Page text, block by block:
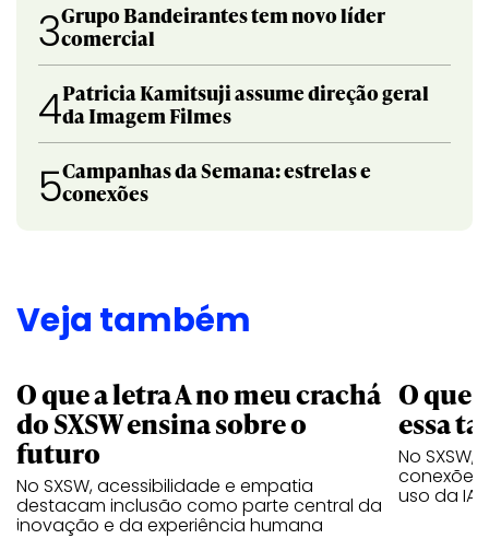
3Grupo Bandeirantes tem novo líder
comercial
4Patricia Kamitsuji assume direção geral
da Imagem Filmes
5Campanhas da Semana: estrelas e
conexões
Veja também
O que a letra A no meu crachá
do SXSW ensina sobre o
futuro
No SXSW, acessibilidade e empatia
destacam inclusão como parte central da
inovação e da experiência humana
O que
essa
No
conexões
uso da IA